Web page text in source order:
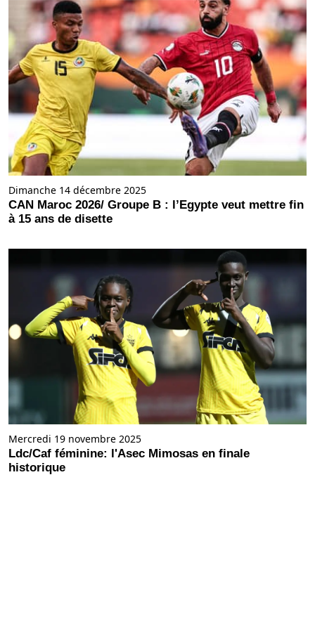
Dimanche 14 décembre 2025
CAN Maroc 2026/ Groupe B : l’Egypte veut mettre fin
à 15 ans de disette
Mercredi 19 novembre 2025
Ldc/Caf féminine: l'Asec Mimosas en finale
historique